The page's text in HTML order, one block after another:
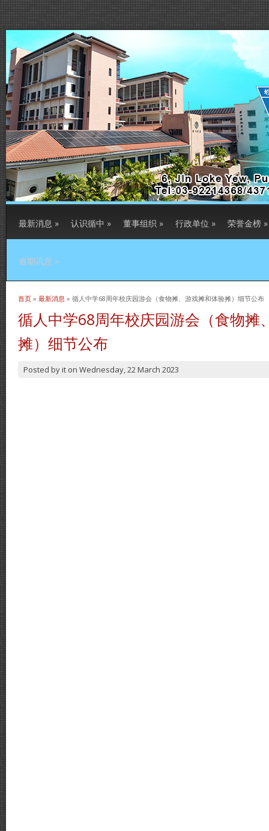
最新消息 » 认识循中 » 董事组织 » 行政单位 » 荣誉金榜 »
逾期讯息 »
当前位置
首页 » 最新消息 » 循人中学68周年校庆园游会（食物摊、游戏摊和体验摊）细节公布
循人中学68周年校庆园游会（食物摊
摊）细节公布
Posted byit on Wednesday, 22 March 2023